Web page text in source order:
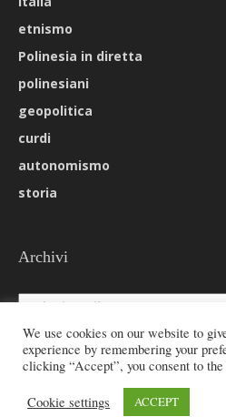
etnismo
Polinesia in diretta
polinesiani
geopolitica
curdi
autonomismo
storia
Archivi
Archivi
© 2026 All rights
We use cookies on our website to
experience by remembering your
clicking “Accept”, you consent to
Cookie settings ACCEPT